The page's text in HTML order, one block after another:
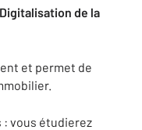
de la
et permet de
: vous étudierez